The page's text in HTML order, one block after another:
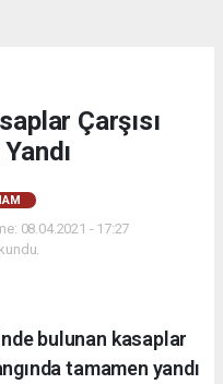
Çarşısı
08.04.2021 - 17:27
bulunan kasaplar
tamamen yandı